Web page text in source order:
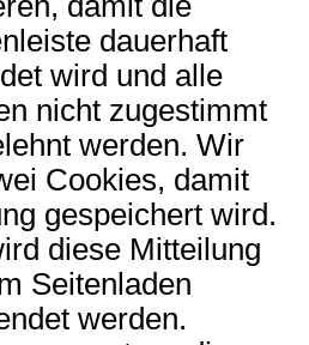
dauerhaft
wird und alle
nicht zugestimmt
werden. Wir
Cookies, damit
gespeichert wird.
diese Mitteilung
Seitenladen
werden.